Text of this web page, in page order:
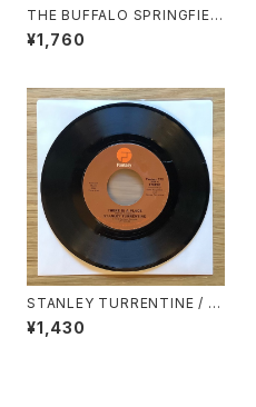
THE BUFFALO SPRINGFIEL
D / A: FOR WHAT IT’S WOR
TH / B: DO I HAVE TO COM
¥1,760
STANLEY TURRENTINE / A:
EVIL WAYS / B: LOVE HANG
OVER
¥1,430